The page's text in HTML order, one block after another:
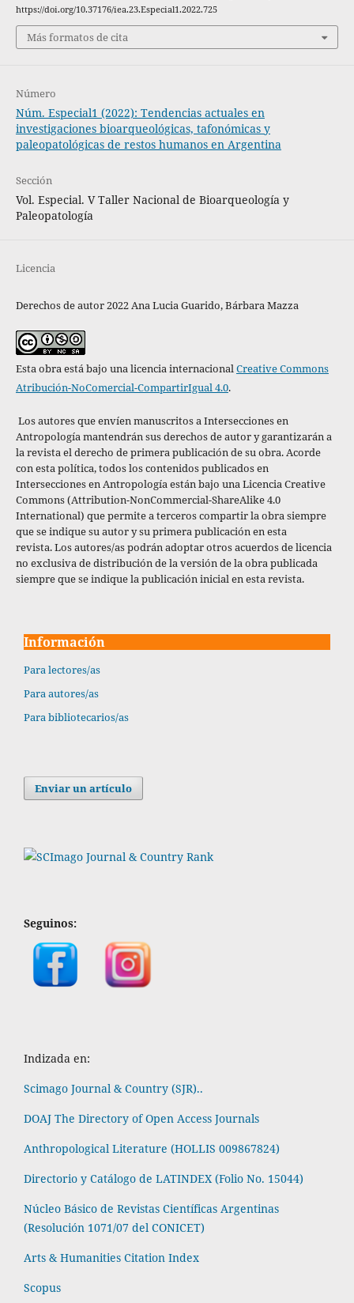
https://doi.org/10.37176/iea.23.Especial1.2022.725
Más formatos de cita
Número
Núm. Especial1 (2022): Tendencias actuales en
investigaciones bioarqueológicas, tafonómicas y
paleopatológicas de restos humanos en Argentina
Sección
Vol. Especial. V Taller Nacional de Bioarqueología y
Paleopatología
Licencia
Derechos de autor 2022 Ana Lucia Guarido, Bárbara Mazza
Esta obra está bajo una licencia internacionalCreative Commons
Atribución-NoComercial-CompartirIgual 4.0.
Los autores que envíen manuscritos a Intersecciones en
Antropología mantendrán sus derechos de autor y garantizarán a
la revista el derecho de primera publicación de su obra. Acorde
con esta política,todos los contenidos publicados en
Intersecciones en Antropología están bajo una Licencia Creative
Commons (Attribution-NonCommercial-ShareAlike 4.0
International) que permite a terceros compartir la obra siempre
que se indique su autor y su primera publicación en esta
revista. Los autores/as podrán adoptar otros acuerdos de licencia
no exclusiva de distribución de la versión de la obra publicada
siempre que se indique la publicación inicial en esta revista.
Información
Para lectores/as
Para autores/as
Para bibliotecarios/as
Enviar un artículo
Seguinos:
Indizada en:
Scimago Journal & Country (SJR)..
DOAJ The Directory of Open Access Journals
Anthropological Literature (HOLLIS 009867824)
Directorio y Catálogo de LATINDEX (Folio No. 15044)
Núcleo Básico de Revistas Científicas Argentinas
(Resolución 1071/07 del CONICET)
Arts & Humanities Citation Index
Scopus